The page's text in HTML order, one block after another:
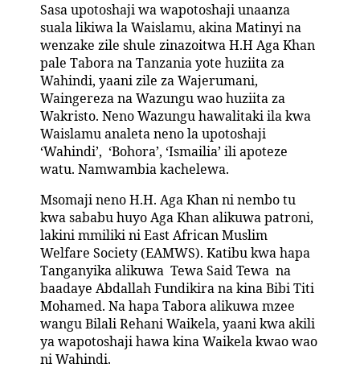
Sasa upotoshaji wa wapotoshaji unaanza
suala likiwa la Waislamu, akina Matinyi na
wenzake zile shule zinazoitwa H.H Aga Khan
pale Tabora na Tanzania yote huziita za
Wahindi, yaani zile za Wajerumani,
Waingereza na Wazungu wao huziita za
Wakristo. Neno Wazungu hawalitaki ila kwa
Waislamu analeta neno la upotoshaji
‘Wahindi’, ‘Bohora’, ‘Ismailia’ ili apoteze
watu. Namwambia kachelewa.
Msomaji neno H.H. Aga Khan ni nembo tu
kwa sababu huyo Aga Khan alikuwa patroni,
lakini mmiliki ni East African Muslim
Welfare Society (EAMWS). Katibu kwa hapa
Tanganyika alikuwa Tewa Said Tewa na
baadaye Abdallah Fundikira na kina Bibi Titi
Mohamed. Na hapa Tabora alikuwa mzee
wangu Bilali Rehani Waikela, yaani kwa akili
ya wapotoshaji hawa kina Waikela kwao wao
ni Wahindi.